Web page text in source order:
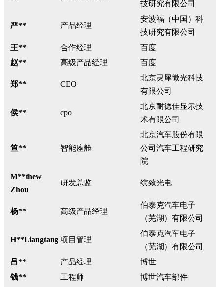
技研究有限公司
严** 产品经理
安波福（中国）科
技研究有限公司
王**
合作经理
百度
赵**
高级产品经理 百度
郑** CEO
北京灵犀微光科技
有限公司
侯** cpo
北京耐德佳显示技
术有限公司
笪** 智能座舱
北京汽车股份有限
公司汽车工程研究
院
M**thew
Zhou
研发总监 缤致光电
杨** 高级产品经理
伯泰克汽车电子
（芜湖）有限公司
H**Liangtang 项目管理
伯泰克汽车电子
（芜湖）有限公司
吕**
产品经理
博世
钱**
工程师 博世汽车部件